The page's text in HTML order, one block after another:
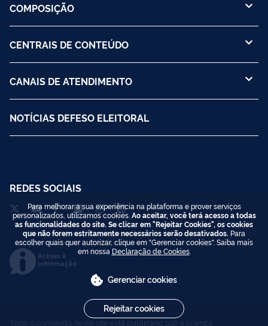
COMPOSIÇÃO
CENTRAIS DE CONTEÚDO
CANAIS DE ATENDIMENTO
NOTÍCIAS DEFESO ELEITORAL
REDES SOCIAIS
Acesso à
Informação
Todo o conteúdo deste site está publicado sob a licença
Para melhorar a sua experiência na plataforma e prover serviços
personalizados, utilizamos cookies. Ao aceitar, você terá acesso a todas
as funcionalidades do site. Se clicar em "Rejeitar Cookies", os cookies
que não forem estritamente necessários serão desativados. Para
escolher quais quer autorizar, clique em "Gerenciar cookies". Saiba mais
em nossa Declaração de Cookies.
Gerenciar cookies
Rejeitar cookies